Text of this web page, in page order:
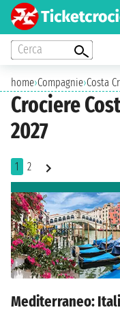
Cerca
home›Compagnie›Costa
Crociere
2027
1 2
Mediterraneo: